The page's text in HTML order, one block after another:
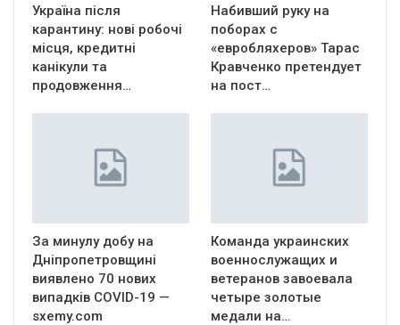
Україна після
карантину: нові робочі
місця, кредитні
канікули та
продовження…
Набивший руку на
поборах с
«евробляхеров» Тарас
Кравченко претендует
на пост…
За минулу добу на
Дніпропетровщині
виявлено 70 нових
випадків COVID-19 —
sxemy.com
Команда украинских
военнослужащих и
ветеранов завоевала
четыре золотые
медали на…